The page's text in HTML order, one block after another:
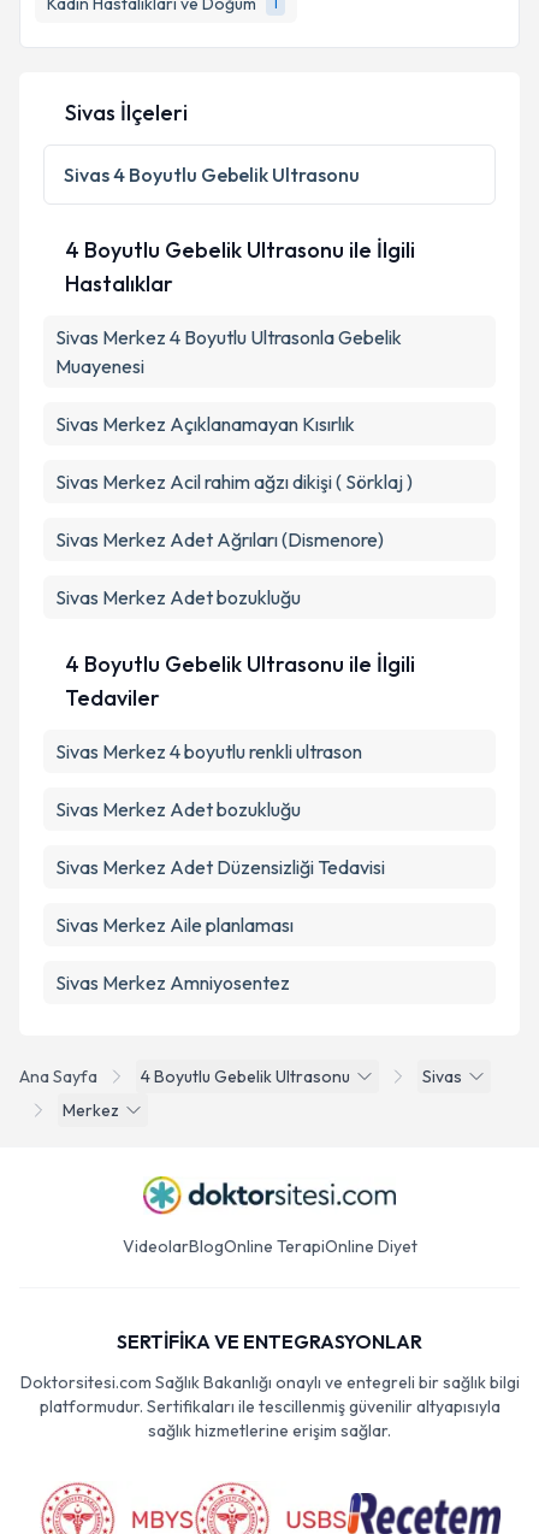
Kişisel verilerimin işlenmesine ilişkinAydınlatma
Metni
'ni okudum ve kişisel verilerimin belirtilen
kapsamda işlenmesini kabul ediyorum.
Takvim Talebini Gönder
Ana Sayfa 4 Boyutlu Gebelik Ultrasonu
Sivas
Merkez
Sivas İlçeleri
Sivas4 Boyutlu Gebelik Ultrasonu
4 Boyutlu Gebelik Ultrasonu ile İlgili
Hastalıklar
Sivas Merkez 4 Boyutlu Ultrasonla Gebelik
Muayenesi
Sivas Merkez Açıklanamayan Kısırlık
Sivas Merkez Acil rahim ağzı dikişi ( Sörklaj )
Sivas Merkez Adet Ağrıları (Dismenore)
Sivas Merkez Adet bozukluğu
4 Boyutlu Gebelik Ultrasonu ile İlgili
Tedaviler
Sivas Merkez 4 boyutlu renkli ultrason
Sivas Merkez Adet bozukluğu
Sivas Merkez Adet Düzensizliği Tedavisi
Sivas Merkez Aile planlaması
Sivas Merkez Amniyosentez
VideolarBlogOnline TerapiOnline Diyet
SERTİFİKA VE ENTEGRASYONLAR
Doktorsitesi.com Sağlık Bakanlığı onaylı ve entegreli bir sağlık bilgi
platformudur. Sertifikaları ile tescillenmiş güvenilir altyapısıyla
sağlık hizmetlerine erişim sağlar.